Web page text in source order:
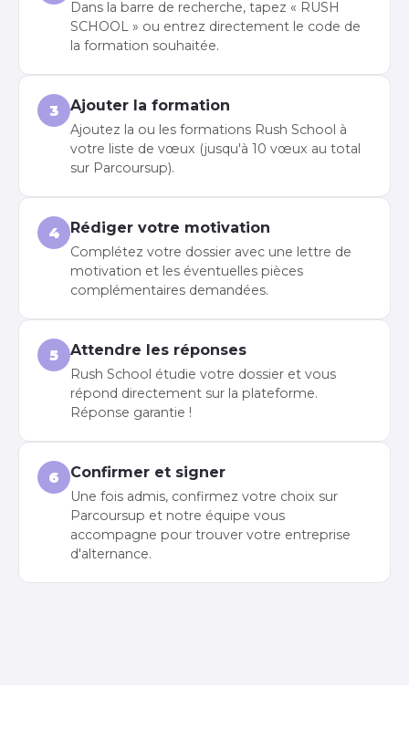
Dans la barre de recherche, tapez « RUSH
SCHOOL » ou entrez directement le code de
la formation souhaitée.
3 Ajouter la formation
Ajoutez la ou les formations Rush School à
votre liste de vœux (jusqu'à 10 vœux au total
sur Parcoursup).
4 Rédiger votre motivation
Complétez votre dossier avec une lettre de
motivation et les éventuelles pièces
complémentaires demandées.
5 Attendre les réponses
Rush School étudie votre dossier et vous
répond directement sur la plateforme.
Réponse garantie !
6 Confirmer et signer
Une fois admis, confirmez votre choix sur
Parcoursup et notre équipe vous
accompagne pour trouver votre entreprise
d'alternance.